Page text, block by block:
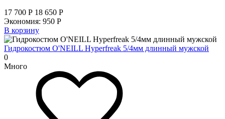
17 700 Р 18 650 Р
Экономия: 950 Р
В корзину
Гидрокостюм O'NEILL Hyperfreak 5/4мм длинный мужской
0
Много